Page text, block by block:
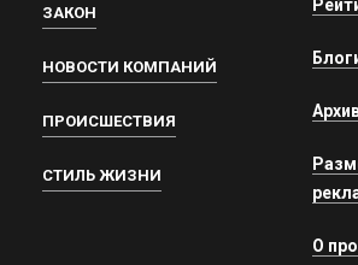
ЗАКОН
НОВОСТИ КОМПАНИЙ
ПРОИСШЕСТВИЯ
СТИЛЬ ЖИЗНИ
О